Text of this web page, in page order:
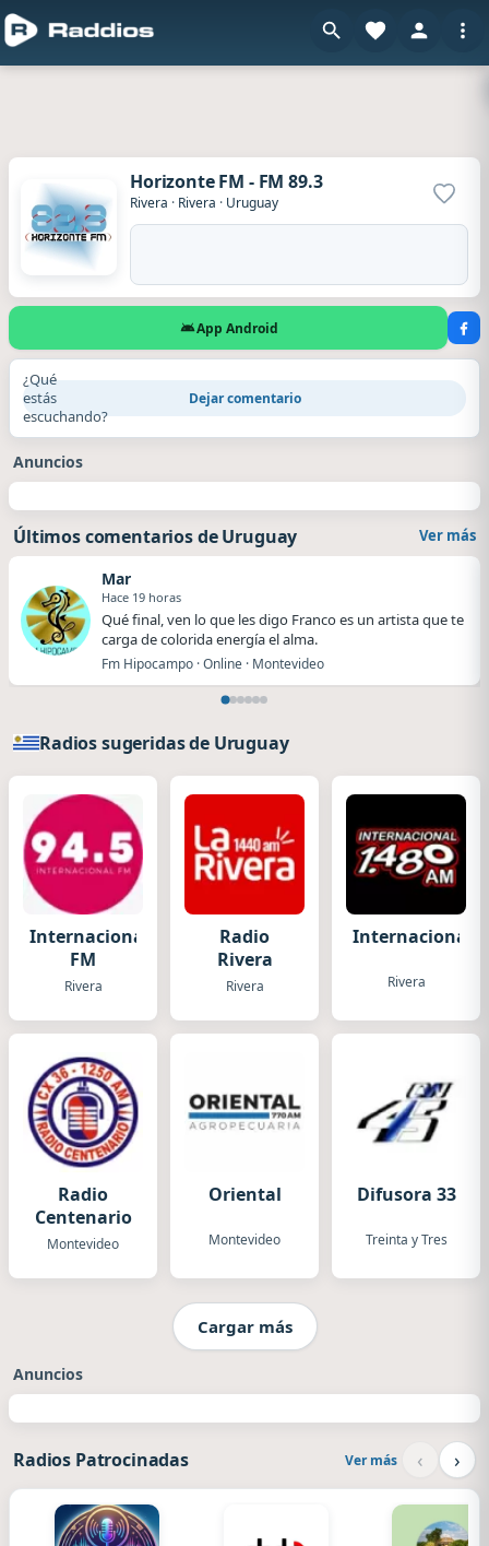
Horizonte FM - FM 89.3
Rivera · Rivera · Uruguay
App Android
¿Qué
estás
escuchando?
Dejar comentario
Anuncios
Últimos comentarios de Uruguay Ver más
Mar
Hace 19 horas
Qué final, ven lo que les digo Franco es un artista que te
carga de colorida energía el alma.
Fm Hipocampo · Online · Montevideo
Radios sugeridas de Uruguay
Internacional
FM
Rivera
Radio
Rivera
Rivera
Internacional
Rivera
Radio
Centenario
Montevideo
Oriental
Montevideo
Difusora 33
Treinta y Tres
Cargar más
Anuncios
Radios Patrocinadas Ver más ‹ ›